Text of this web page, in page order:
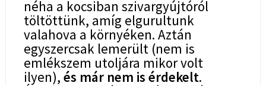
néha a kocsiban szivargyújtóról
töltöttünk, amíg elgurultunk
valahova a környéken. Aztán
egyszercsak lemerült (nem is
emlékszem utoljára mikor volt
ilyen), és már nem is érdekelt.